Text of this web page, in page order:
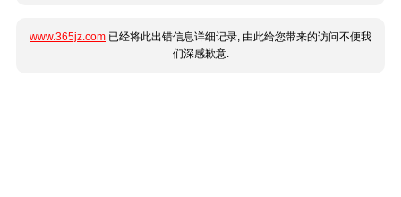
www.365jz.com 已经将此出错信息详细记录, 由此给您带来的访问不便我
们深感歉意.